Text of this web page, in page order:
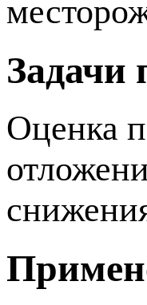
Задачи
Оценка